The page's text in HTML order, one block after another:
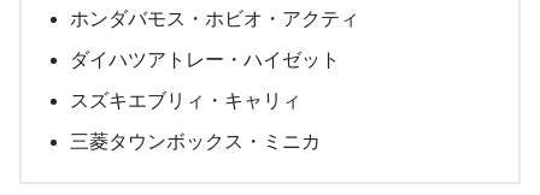
ホンダバモス・ホビオ・アクティ
ダイハツアトレー・ハイゼット
スズキエブリィ・キャリィ
三菱タウンボックス・ミニカ